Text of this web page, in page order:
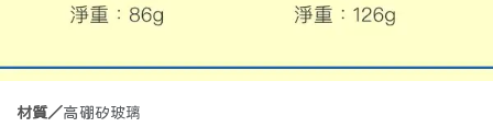
材質／高硼矽玻璃